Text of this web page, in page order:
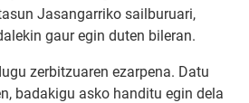
Jasangarriko sailburuari,
gaur egin duten bileran.
zerbitzuaren ezarpena. Datu
badakigu asko handitu egin dela